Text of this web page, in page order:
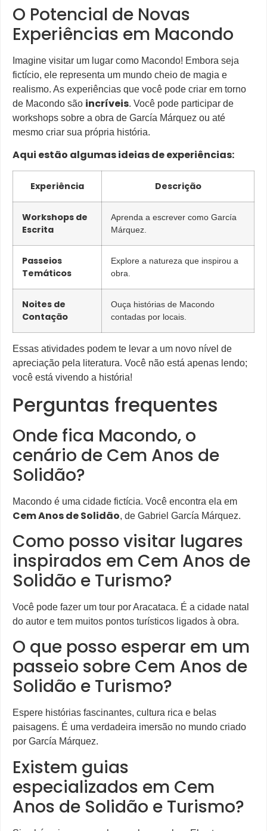
O Potencial de Novas
Experiências em Macondo
Imagine visitar um lugar como Macondo! Embora seja
fictício, ele representa um mundo cheio de magia e
realismo. As experiências que você pode criar em torno
de Macondo são incríveis. Você pode participar de
workshops sobre a obra de García Márquez ou até
mesmo criar sua própria história.
Aqui estão algumas ideias de experiências:
Experiência Descrição
Workshops de
Escrita
Aprenda a escrever como García
Márquez.
Passeios
Temáticos
Explore a natureza que inspirou a
obra.
Noites de
Contação
Ouça histórias de Macondo
contadas por locais.
Essas atividades podem te levar a um novo nível de
apreciação pela literatura. Você não está apenas lendo;
você está vivendo a história!
Perguntas frequentes
Onde fica Macondo, o
cenário de Cem Anos de
Solidão?
Macondo é uma cidade fictícia. Você encontra ela em
Cem Anos de Solidão, de Gabriel García Márquez.
Como posso visitar lugares
inspirados em Cem Anos de
Solidão e Turismo?
Você pode fazer um tour por Aracataca. É a cidade natal
do autor e tem muitos pontos turísticos ligados à obra.
O que posso esperar em um
passeio sobre Cem Anos de
Solidão e Turismo?
Espere histórias fascinantes, cultura rica e belas
paisagens. É uma verdadeira imersão no mundo criado
por García Márquez.
Existem guias
especializados em Cem
Anos de Solidão e Turismo?